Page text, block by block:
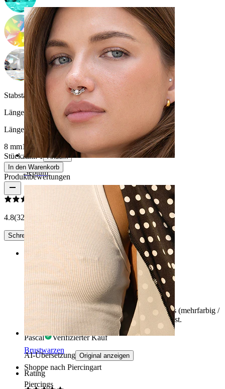
Septum
Brustwarzen
Shoppe nach Piercingart
Piercings
Stabstärke:1,6 mm
Länge:
Länge auswählen
8 mm10 mm 12 mm
Stückzahl: 1 Ändern
In den Warenkorb
Produktbewertungen
4.8(32 Bewertungen)
Schreibe eine Bewertung
Schön aber
Eher schön, aber die Farbe finde ich etwas blass (mehrfarbig /
Polarlicht). Mal sehen, wenn das Wetter schön ist.
Pascal Verifizierter Kauf
AI-Übersetzung Original anzeigen
Rating